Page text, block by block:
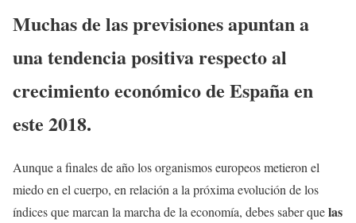
Muchas de las previsiones apuntan a
una tendencia positiva respecto al
crecimiento económico de España en
este 2018.
Aunque a finales de año los organismos europeos metieron el
miedo en el cuerpo, en relación a la próxima evolución de los
índices que marcan la marcha de la economía, debes saber quelas